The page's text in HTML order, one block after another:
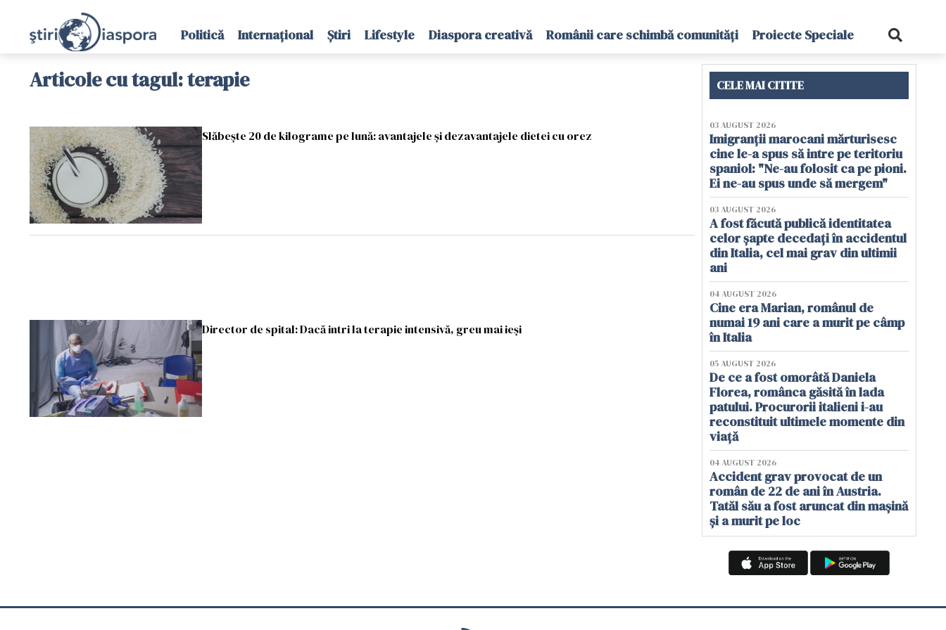
Politică Internațional Știri Lifestyle Diaspora creativă Românii care schimbă comunități Proiecte Speciale
Articole cu tagul: terapie
Slăbește 20 de kilograme pe lună: avantajele și dezavantajele dietei cu orez
Director de spital: Dacă intri la terapie intensivă, greu mai ieși
CELE MAI CITITE
03 AUGUST 2026
Imigranții marocani mărturisesc
cine le-a spus să intre pe teritoriu
spaniol: "Ne-au folosit ca pe pioni.
Ei ne-au spus unde să mergem"
03 AUGUST 2026
A fost făcută publică identitatea
celor șapte decedați în accidentul
din Italia, cel mai grav din ultimii
ani
04 AUGUST 2026
Cine era Marian, românul de
numai 19 ani care a murit pe câmp
în Italia
05 AUGUST 2026
De ce a fost omorâtă Daniela
Florea, românca găsită în lada
patului. Procurorii italieni i-au
reconstituit ultimele momente din
viață
04 AUGUST 2026
Accident grav provocat de un
român de 22 de ani în Austria.
Tatăl său a fost aruncat din mașină
și a murit pe loc